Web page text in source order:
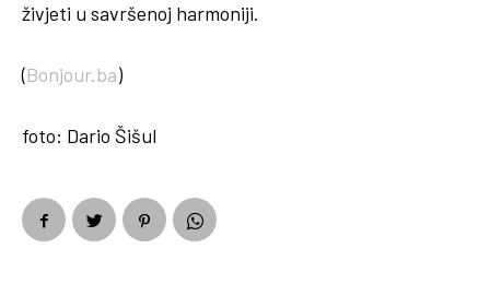
živjeti u savršenoj harmoniji.
(Bonjour.ba)
foto: Dario Šišul